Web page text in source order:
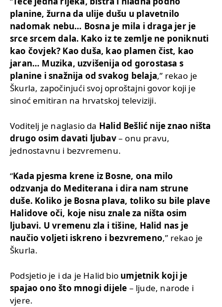
planine, žurna da ulije dušu u plavetnilo
nadomak nebu… Bosna je mila i draga jer je
srce srcem dala. Kako iz te zemlje ne poniknuti
kao čovjek? Kao duša, kao plamen čist, kao
jaran… Muzika, uzvišenija od gorostasa s
planine i snažnija od svakog belaja,” rekao je
Škurla, započinjući svoj oproštajni govor koji je
sinoć emitiran na hrvatskoj televiziji.
Voditelj je naglasio da Halid Bešlić nije znao ništa
drugo osim davati ljubav– onu pravu,
jednostavnu i bezvremenu.
“Kada pjesma krene iz Bosne, ona milo
odzvanja do Mediterana i dira nam strune
duše. Koliko je Bosna plava, toliko su bile plave
Halidove oči, koje nisu znale za ništa osim
ljubavi. U vremenu zla i tišine, Halid nas je
naučio voljeti iskreno i bezvremeno,” rekao je
Škurla.
Podsjetio je i da je Halid bio umjetnik koji je
spajao ono što mnogi dijele – ljude, narode i
vjere.